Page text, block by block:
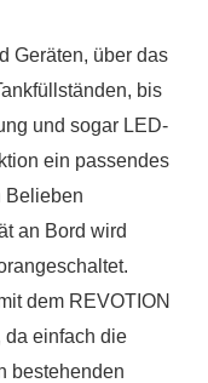
Geräten, über das
bis
und sogar LED-
ein passendes
Belieben
an Bord wird
dem REVOTION
da einfach die
bestehenden